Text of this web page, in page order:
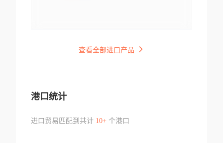
查看全部进口产品
港口统计
进口贸易匹配到共计 10+个港口